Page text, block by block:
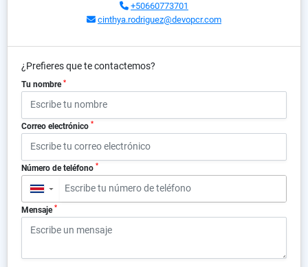
+50660773701
cinthya.rodriguez@devopcr.com
¿Prefieres que te contactemos?
Tu nombre *
Correo electrónico *
Número de teléfono *
▼
Mensaje *